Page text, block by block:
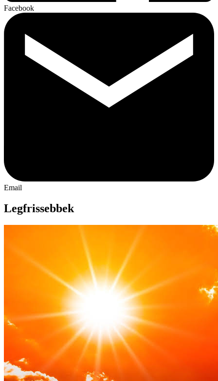
Facebook
Email
Legfrissebbek